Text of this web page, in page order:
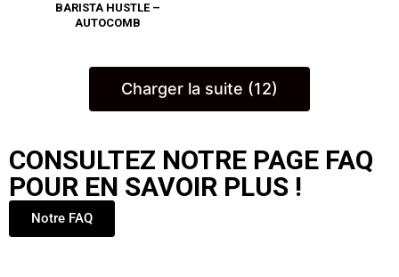
BARISTA HUSTLE –
AUTOCOMB
Charger la suite (12)
CONSULTEZ NOTRE PAGE FAQ
POUR EN SAVOIR PLUS !
Notre FAQ